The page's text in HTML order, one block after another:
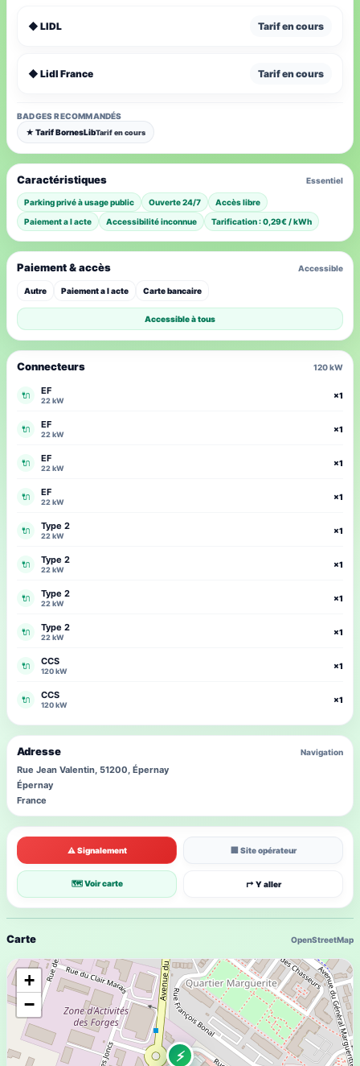
Carte OpenStreetMap
⚡
+
−
◆ LIDL Tarif en cours
◆ Lidl France Tarif en cours
BADGES RECOMMANDÉS
★ Tarif BornesLibTarif en cours
⚠ Signalement 🏢 Site opérateur
🗺 Voir carte ↱ Y aller
Caractéristiques Essentiel
Parking privé à usage public Ouverte 24/7
Accès libre
Paiement a l acte
Accessibilité inconnue Tarification : 0,29€ / kWh
Connecteurs 120 kW
🔌 EF
22 kW
×1
🔌 EF
22 kW
×1
🔌 EF
22 kW
×1
🔌 EF
22 kW
×1
🔌 Type 2
22 kW
×1
🔌 Type 2
22 kW
×1
🔌 Type 2
22 kW
×1
🔌 Type 2
22 kW
×1
🔌 CCS
120 kW
×1
🔌 CCS
120 kW
×1
Paiement & accès Accessible
Autre Paiement a l acte Carte bancaire
Accessible à tous
Adresse Navigation
Rue Jean Valentin, 51200, Épernay
Épernay
France